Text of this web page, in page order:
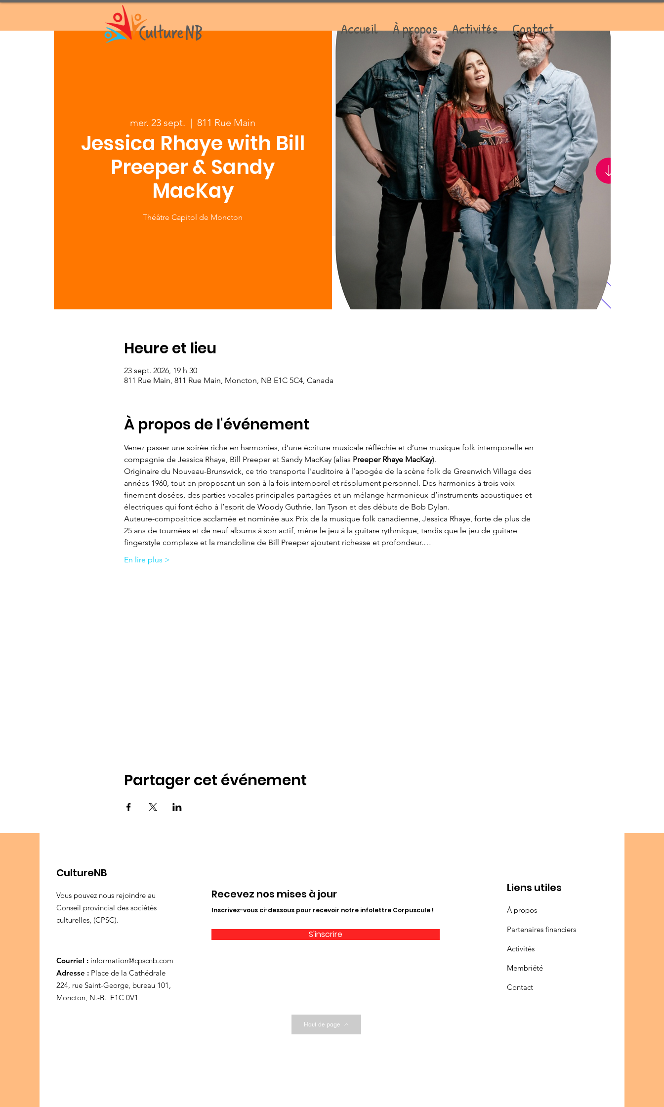
Accueil À propos Activités Contact
mer. 23 sept.
  |
811 Rue Main
Jessica Rhaye with Bill
Preeper & Sandy
MacKay
Théâtre Capitol de Moncton
Heure et lieu
23 sept. 2026, 19 h 30
811 Rue Main, 811 Rue Main, Moncton, NB E1C 5C4, Canada
À propos de l'événement
Venez passer une soirée riche en harmonies, d’une écriture musicale réfléchie et d’une musique folk intemporelle en
compagnie de Jessica Rhaye, Bill Preeper et Sandy MacKay (alias Preeper Rhaye MacKay).
Originaire du Nouveau-Brunswick, ce trio transporte l'auditoire à l’apogée de la scène folk de Greenwich Village des
années 1960, tout en proposant un son à la fois intemporel et résolument personnel. Des harmonies à trois voix
finement dosées, des parties vocales principales partagées et un mélange harmonieux d’instruments acoustiques et
électriques qui font écho à l’esprit de Woody Guthrie, Ian Tyson et des débuts de Bob Dylan.
Auteure-compositrice acclamée et nominée aux Prix de la musique folk canadienne, Jessica Rhaye, forte de plus de
25 ans de tournées et de neuf albums à son actif, mène le jeu à la guitare rythmique, tandis que le jeu de guitare
fingerstyle complexe et la mandoline de Bill Preeper ajoutent richesse et profondeur.…
En lire plus >
Partager cet événement
CultureNB
Vous pouvez nous rejoindre au
Conseil provincial des sociétés
culturelles, (CPSC).
Courriel : information@cpscnb.com
Adresse : Place de la Cathédrale
224, rue Saint-George, bureau 101,
Moncton, N.-B. E1C 0V1
Recevez nos mises à jour
Inscrivez-vous ci-dessous pour recevoir notre infolettre Corpuscule !
S'inscrire
Haut de page
Liens utiles
À propos
Partenaires financiers
Activités
Membriété
Contact